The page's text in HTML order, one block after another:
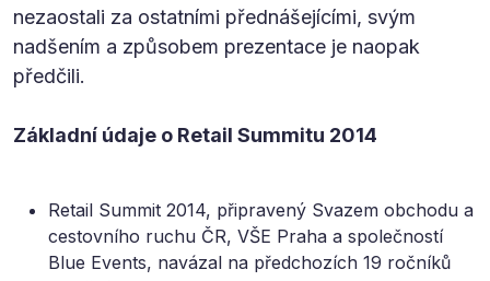
nezaostali za ostatními přednášejícími, svým
nadšením a způsobem prezentace je naopak
předčili.
Základní údaje o Retail Summitu 2014
Retail Summit 2014, připravený Svazem obchodu a
cestovního ruchu ČR, VŠE Praha a společností
Blue Events, navázal na předchozích 19 ročníků